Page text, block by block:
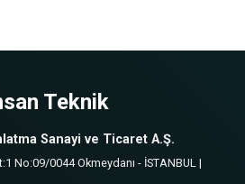
Teknik
Sanayi ve Ticaret A.Ş.
No:09/0044 Okmeydanı - İSTANBUL |